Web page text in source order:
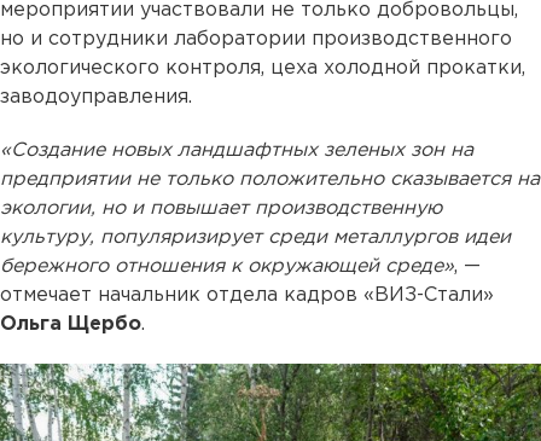
мероприятии участвовали не только добровольцы,
но и сотрудники лаборатории производственного
экологического контроля, цеха холодной прокатки,
заводоуправления.
«Создание новых ландшафтных зеленых зон на
предприятии не только положительно сказывается на
экологии, но и повышает производственную
культуру, популяризирует среди металлургов идеи
бережного отношения к окружающей среде», —
отмечает начальник отдела кадров «ВИЗ-Стали»
Ольга Щербо.